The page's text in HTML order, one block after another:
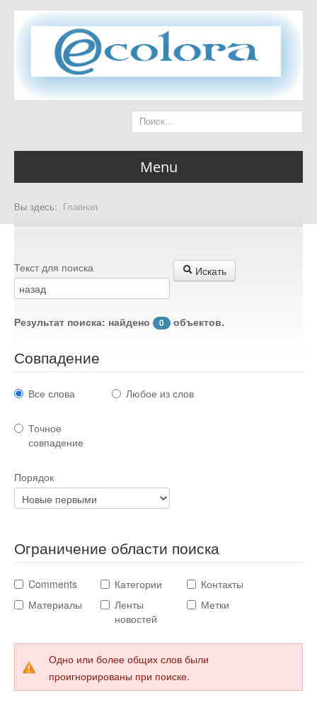
Menu
Главная страница
Разделы
Стихотворения
Детям
Кино
Кулинария
Своё дело
Юмор
Контакты
Вы здесь: Главная
Текст для поиска Искать
Результат поиска: найдено 0 объектов.
Совпадение
Все слова Любое из слов
Точное
совпадение
Порядок
Ограничение области поиска
Comments Категории
Контакты
Материалы
Ленты
новостей
Метки
Одно или более общих слов были
проигнорированы при поиске.